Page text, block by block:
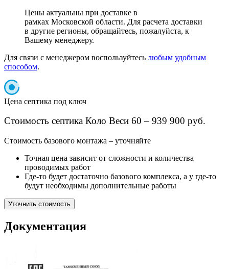
Цены актуальны при доставке в
рамках Московской области. Для расчета доставки
в другие регионы, обращайтесь, пожалуйста, к
Вашему менеджеру.
Для связи с менеджером воспользуйтесь любым удобным
способом.
Цена септика под ключ
Стоимость септика Коло Веси 60 – 939 900 руб.
Cтоимость базового монтажа – уточняйте
Точная цена зависит от сложности и количества
проводимых работ
Где-то будет достаточно базового комплекса, а у где-то
будут необходимы дополнительные работы
Уточнить стоимость
Документация